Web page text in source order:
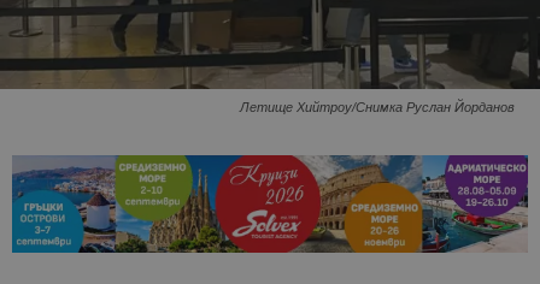
Летище Хийтроу/Снимка Руслан Йорданов